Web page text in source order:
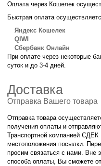
Оплата через Кошелек
Быстрая оплата
Яндекс Кошелек
QIWI
Сбербанк Онлайн
При оплате через некоторые
суток и до 3-4 дней.
Доставка
Отправка Вашего товара
Отправка товара
получения оплаты и
Транспортной компанией
местоположения посылки.
просим связаться с нами. Вне
способа оплаты, Вы сможете